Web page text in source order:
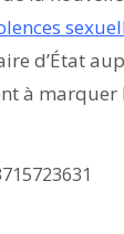
d’État
à